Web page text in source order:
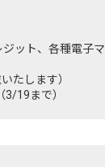
ット、各種電子マ
たします）
19まで）